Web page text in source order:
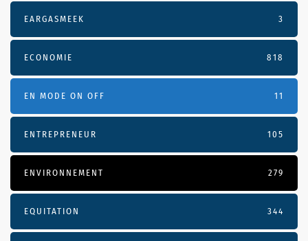
EARGASMEEK 3
ECONOMIE 818
EN MODE ON OFF 11
ENTREPRENEUR 105
ENVIRONNEMENT 279
EQUITATION 344